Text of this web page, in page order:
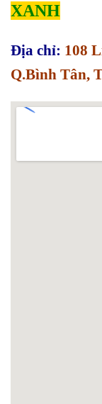
XANH
Địa chỉ: 108
Q.Bình Tân,